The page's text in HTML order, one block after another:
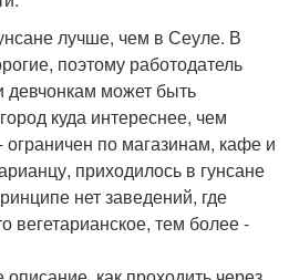
лучше, чем в Сеуле. В
поэтому работодатель
девчонкам может быть
куда интереснее, чем
ограничен по магазинам, кафе и
приходилось в гунсане
нет заведений, где
вегетарианское, тем более -